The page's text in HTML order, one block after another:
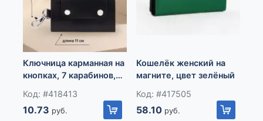
Ключница карманная на
кнопках, 7 карабинов,
черная
Код: #418413
10.73 руб.
Кошелёк женский на
магните, цвет зелёный
Код: #417505
58.10 руб.